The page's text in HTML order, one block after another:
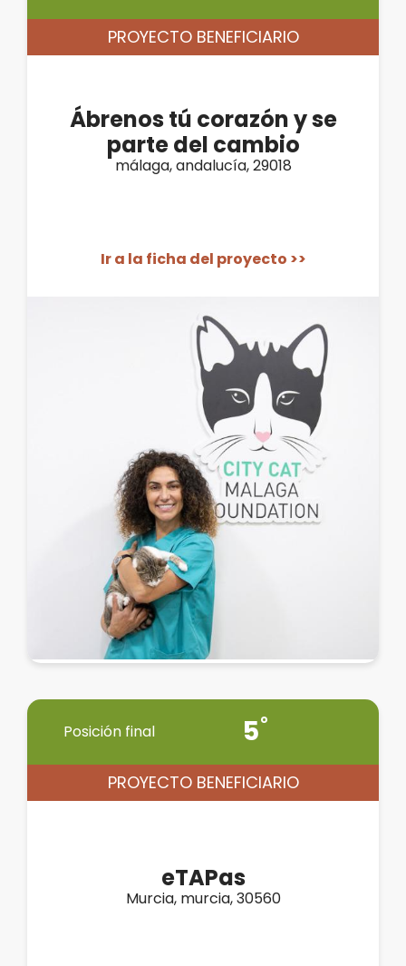
PROYECTO BENEFICIARIO
Ábrenos tú corazón y se
parte del cambio
málaga, andalucía, 29018
Ir a la ficha del proyecto >>
Posición final 5
PROYECTO BENEFICIARIO
eTAPas
Murcia, murcia, 30560